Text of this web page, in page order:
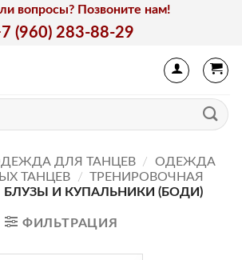
вопросы? Позвоните нам!
(960) 283-88-29
ДЛЯ ТАНЦЕВ /
ОДЕЖДА
ТАНЦЕВ
/ ТРЕНИРОВОЧНАЯ
БЛУЗЫ И КУПАЛЬНИКИ (БОДИ)
ФИЛЬТРАЦИЯ